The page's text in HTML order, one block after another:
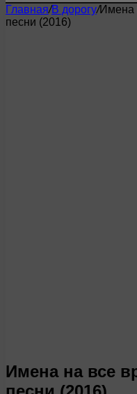
Главная/В дорогу/Имена
песни (2016)
Имена на все